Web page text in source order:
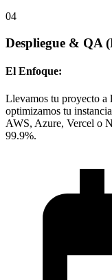
04
Despliegue & QA
El Enfoque:
Llevamos tu proyecto a
optimizamos tu
AWS, Azure, Vercel o
99.9%.